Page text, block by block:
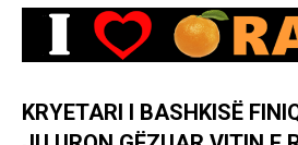
KRYETARI I BASHKISË